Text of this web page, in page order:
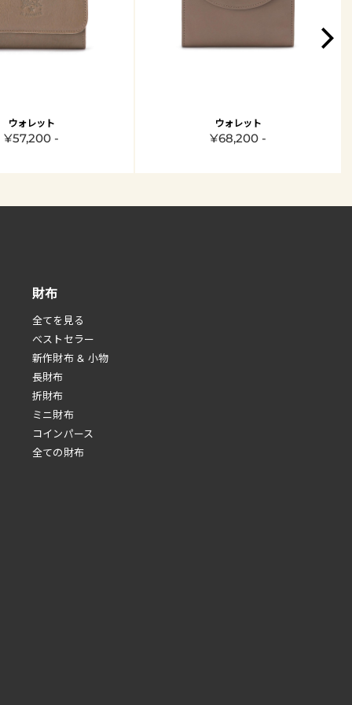
ウォレット
¥57,200 -
ウォレット
¥68,200 -
財布
全てを見る
べストセラー
新作財布 & 小物
長財布
折財布
ミニ財布
コインパース
全ての財布